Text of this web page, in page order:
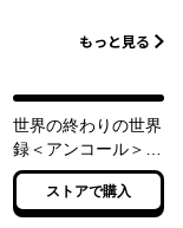
もっと見る
世界の終わりの世界
録＜アンコール＞
3 熾天の女神
ストアで購入